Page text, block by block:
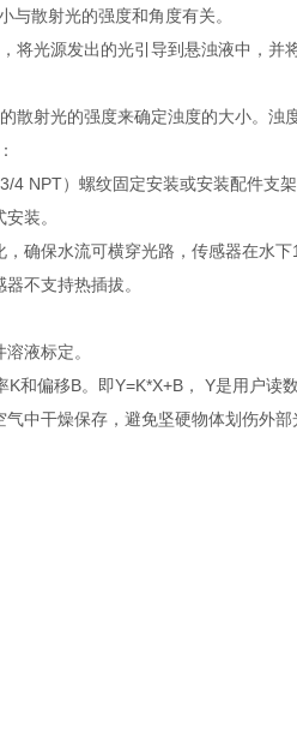
与散射光的强度和角度有关。
将光源发出的光引导到悬浊液中，
散射光的强度来确定浊度的大小。浊
4 NPT）螺纹固定安装或安装配件支
装。
确保水流可横穿光路，传感器在水下
不支持热插拔。
液标定。
和偏移B。即Y=K*X+B， Y是用户
中干燥保存，避免坚硬物体划伤外部